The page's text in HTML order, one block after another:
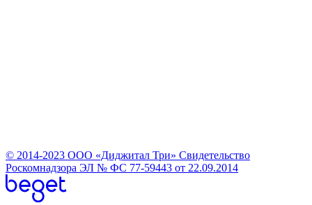
© 2014-2023 ООО «Диджитал Три» Свидетельство
Роскомнадзора ЭЛ № ФС 77-59443 от 22.09.2014